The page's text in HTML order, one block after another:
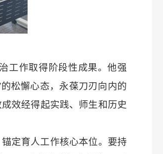
工作取得阶段性成果。他强
松懈心态，永葆刀刃向内的
效经得起实践、师生和历史
定育人工作核心本位。要持